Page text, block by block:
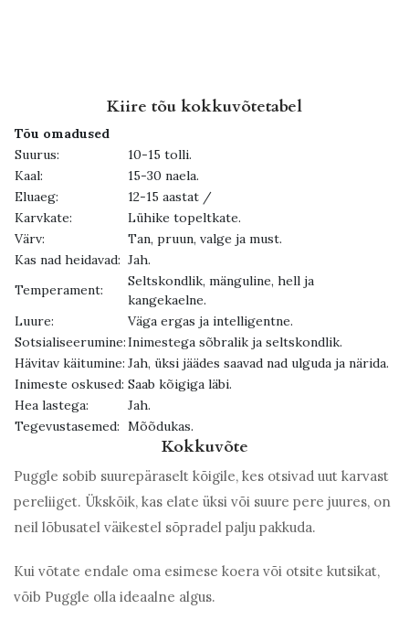
Kiire tõu kokkuvõtetabel
Tõu omadused
Suurus:
10-15 tolli.
Kaal:
15-30 naela.
Eluaeg:
12-15 aastat /
Karvkate:
Lühike topeltkate.
Värv:
Tan, pruun, valge ja must.
Kas nad heidavad: Jah.
Temperament:
Seltskondlik, mänguline, hell ja
kangekaelne.
Luure:
Väga ergas ja intelligentne.
Sotsialiseerumine:Inimestega sõbralik ja seltskondlik.
Hävitav käitumine: Jah, üksi jäädes saavad nad ulguda ja närida.
Inimeste oskused: Saab kõigiga läbi.
Hea lastega:
Jah.
Tegevustasemed: Mõõdukas.
Kokkuvõte
Puggle sobib suurepäraselt kõigile, kes otsivad uut karvast
pereliiget. Ükskõik, kas elate üksi või suure pere juures, on
neil lõbusatel väikestel sõpradel palju pakkuda.
Kui võtate endale oma esimese koera või otsite kutsikat,
võib Puggle olla ideaalne algus.